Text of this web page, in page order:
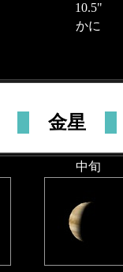
10.5"
かに
金星
中旬